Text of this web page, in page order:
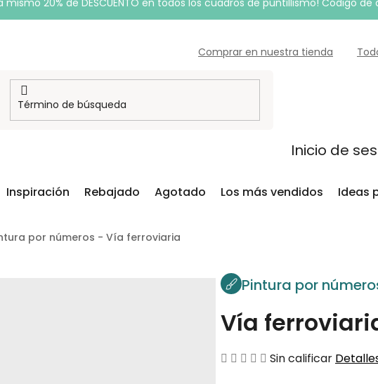
mismo 20% de DESCUENTO en todos los cuadros de puntillismo! Código
Comprar en nuestra tienda
Inicio de
Inspiración Rebajado Agotado Los más vendidos Ideas
por números - Vía ferroviaria
Pintura por
Vía
La
Sin calificar